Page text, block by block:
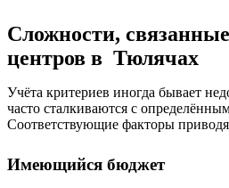
Сложности,
центров в Тюлячах
Учёта критериев иногда бывает
часто сталкиваются с
Соответствующие факторы
Имеющийся бюджет